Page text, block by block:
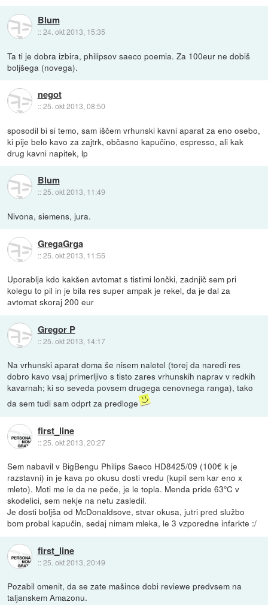
Blum
::24. okt 2013, 15:35
Ta ti je dobra izbira, philipsov saeco poemia. Za 100eur ne dobiš
boljšega (novega).
negot
::25. okt 2013, 08:50
sposodil bi si temo, sam iščem vrhunski kavni aparat za eno osebo,
ki pije belo kavo za zajtrk, občasno kapučino, espresso, ali kak
drug kavni napitek, lp
Blum
::25. okt 2013, 11:49
Nivona, siemens, jura.
GregaGrga
::25. okt 2013, 11:55
Uporablja kdo kakšen avtomat s tistimi lončki, zadnjič sem pri
kolegu to pil in je bila res super ampak je rekel, da je dal za
avtomat skoraj 200 eur
Gregor P
::25. okt 2013, 14:17
Na vrhunski aparat doma še nisem naletel (torej da naredi res
dobro kavo vsaj primerljivo s tisto zares vrhunskih naprav v redkih
kavarnah; ki so seveda povsem drugega cenovnega ranga), tako
da sem tudi sam odprt za predloge
first_line
::25. okt 2013, 20:27
Sem nabavil v BigBengu Philips Saeco HD8425/09 (100€ k je
razstavni) in je kava po okusu dosti vredu (kupil sem kar eno x
mleto). Moti me le da ne peče, je le topla. Menda pride 63°C v
skodelici, sem nekje na netu zasledil.
Je dosti boljša od McDonaldsove, stvar okusa, jutri pred službo
bom probal kapučin, sedaj nimam mleka, le 3 vzporedne infarkte :/
first_line
::25. okt 2013, 20:49
Pozabil omenit, da se zate mašince dobi reviewe predvsem na
taljanskem Amazonu.